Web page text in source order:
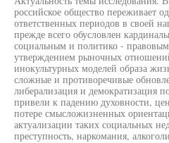
российское общество переживает
ответственных периодов в своей
прежде всего обусловлен
социальным и политико -
утверждением рыночных
инокультурных моделей образа
сложные и противоречивые
либерализация и демократизация
привели к падению духовности,
потере смысложизненных
актуализации таких социальных
преступность, наркомания,